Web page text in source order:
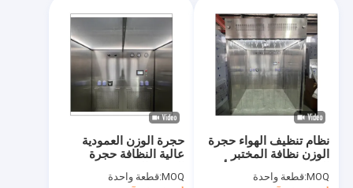
حجرة الوزن العمودية
عالية النظافة حجرة
الضغط السلبي
MOQ: قطعة واحدة
نظام تنظيف الهواء حجرة
الوزن نظافة المختبر
العينات حجرة التوزيع
MOQ: قطعة واحدة